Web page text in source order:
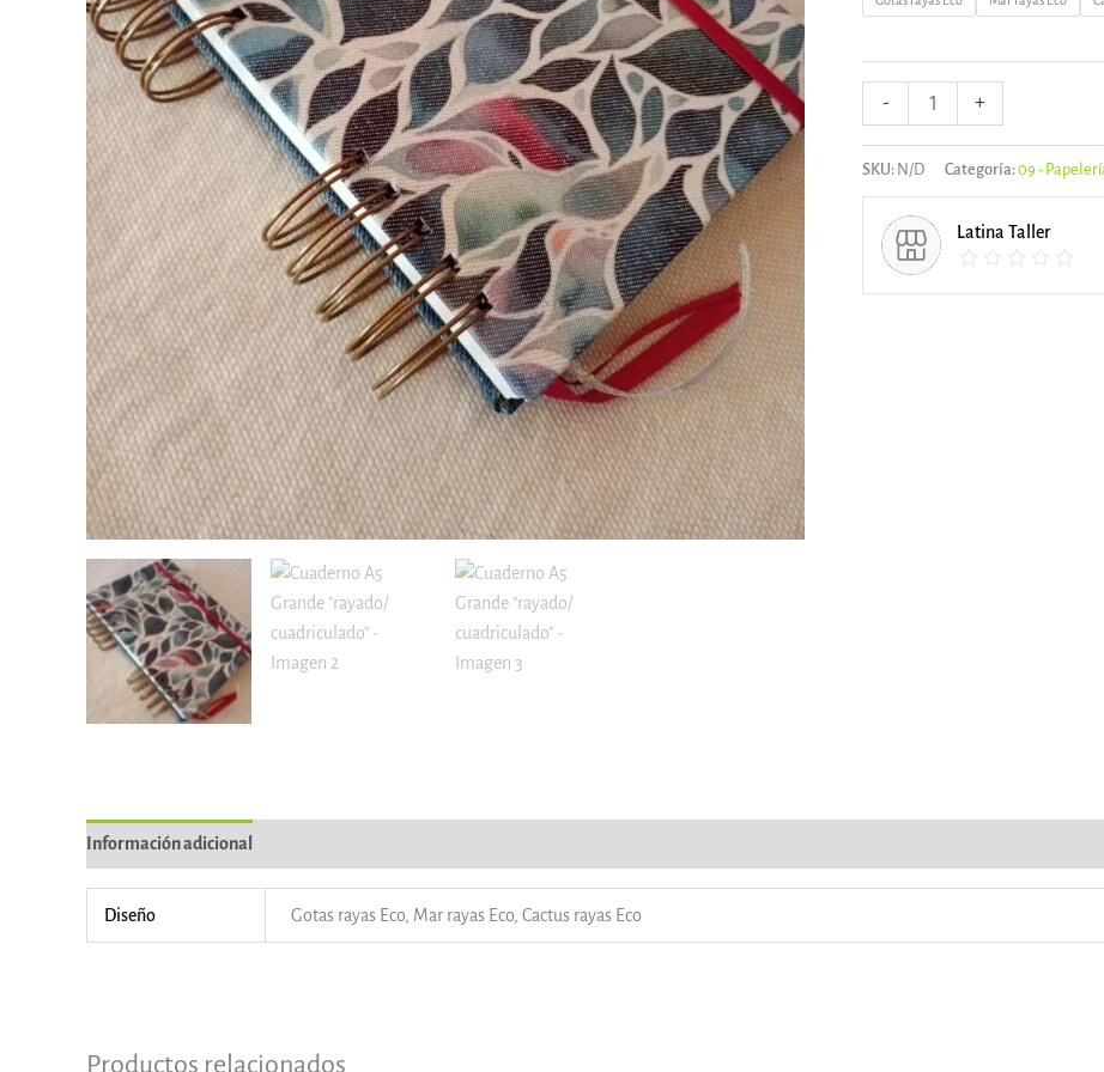
- +
SKU: N/D Categoría:09 -
Latina Taller
Información adicional
Diseño Gotas rayas Eco, Mar rayas Eco, Cactus rayas Eco
Productos relacionados